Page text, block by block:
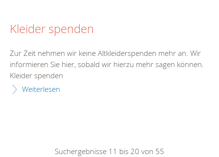
Kleider spenden
Zur Zeit nehmen wir keine Altkleiderspenden mehr an. Wir
informieren Sie hier, sobald wir hierzu mehr sagen können.
Kleider spenden
Weiterlesen
Suchergebnisse 11 bis 20 von 55